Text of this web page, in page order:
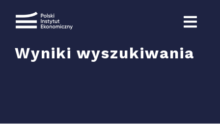
Wyniki wyszukiwania